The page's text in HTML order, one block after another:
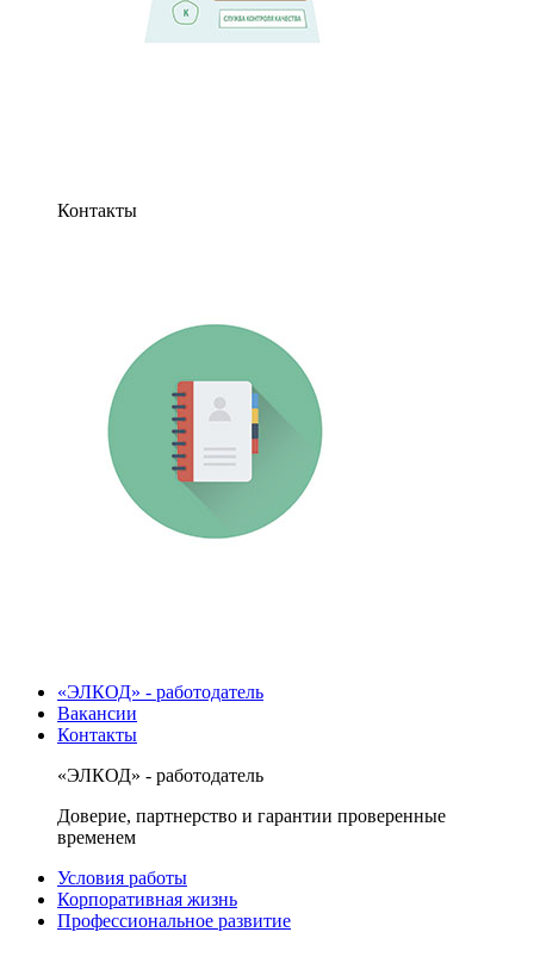
Контакты
«ЭЛКОД» - работодатель
Вакансии
Контакты
«ЭЛКОД» - работодатель
Доверие, партнерство и гарантии проверенные
временем
Условия работы
Корпоративная жизнь
Профессиональное развитие